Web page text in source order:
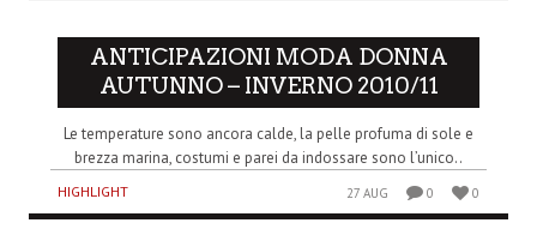
ANTICIPAZIONI MODA DONNA
AUTUNNO – INVERNO 2010/11
Le temperature sono ancora calde, la pelle profuma di sole e
brezza marina, costumi e parei da indossare sono l’unico..
HIGHLIGHT 27 AUG 0 0